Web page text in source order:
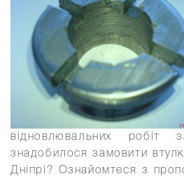
відновлювальних робіт
знадобилося замовити
Дніпрі? Ознайомтеся з